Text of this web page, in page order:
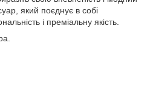
який поєднує в собі
і преміальну якість.